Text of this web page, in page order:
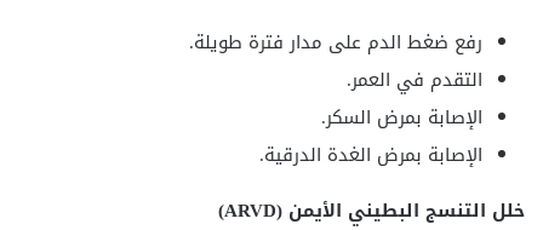
رفع ضغط الدم على مدار فترة طويلة.
التقدم في العمر.
الإصابة بمرض السكر.
الإصابة بمرض الغدة الدرقية.
خلل التنسج البطيني الأيمن (ARVD)